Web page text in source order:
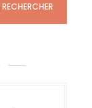
RECHERCHER